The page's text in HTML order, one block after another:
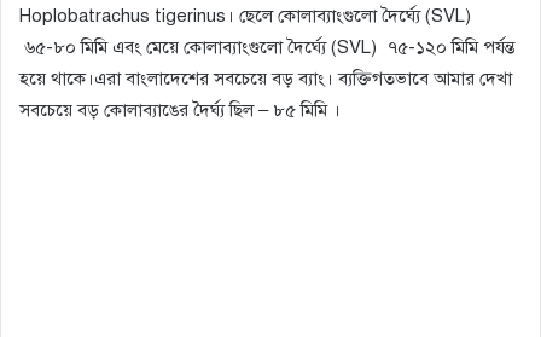
Hoplobatrachus tigerinus। ছেলে কোলাব্যাংগুলো দৈর্ঘ্যে (SVL)​
৬৫-৮০ মিমি এবং মেয়ে কোলাব্যাংগুলো দৈর্ঘ্যে (SVL)​ ৭৫-১২০ মিমি পর্যন্ত
হয়ে থাকে।এরা বাংলাদেশের সবচেয়ে বড় ব্যাং। ব্যক্তিগতভাবে আমার দেখা
সবচেয়ে বড় কোলাব্যাঙের দৈর্ঘ্য ছিল – ৮৫ মিমি ।